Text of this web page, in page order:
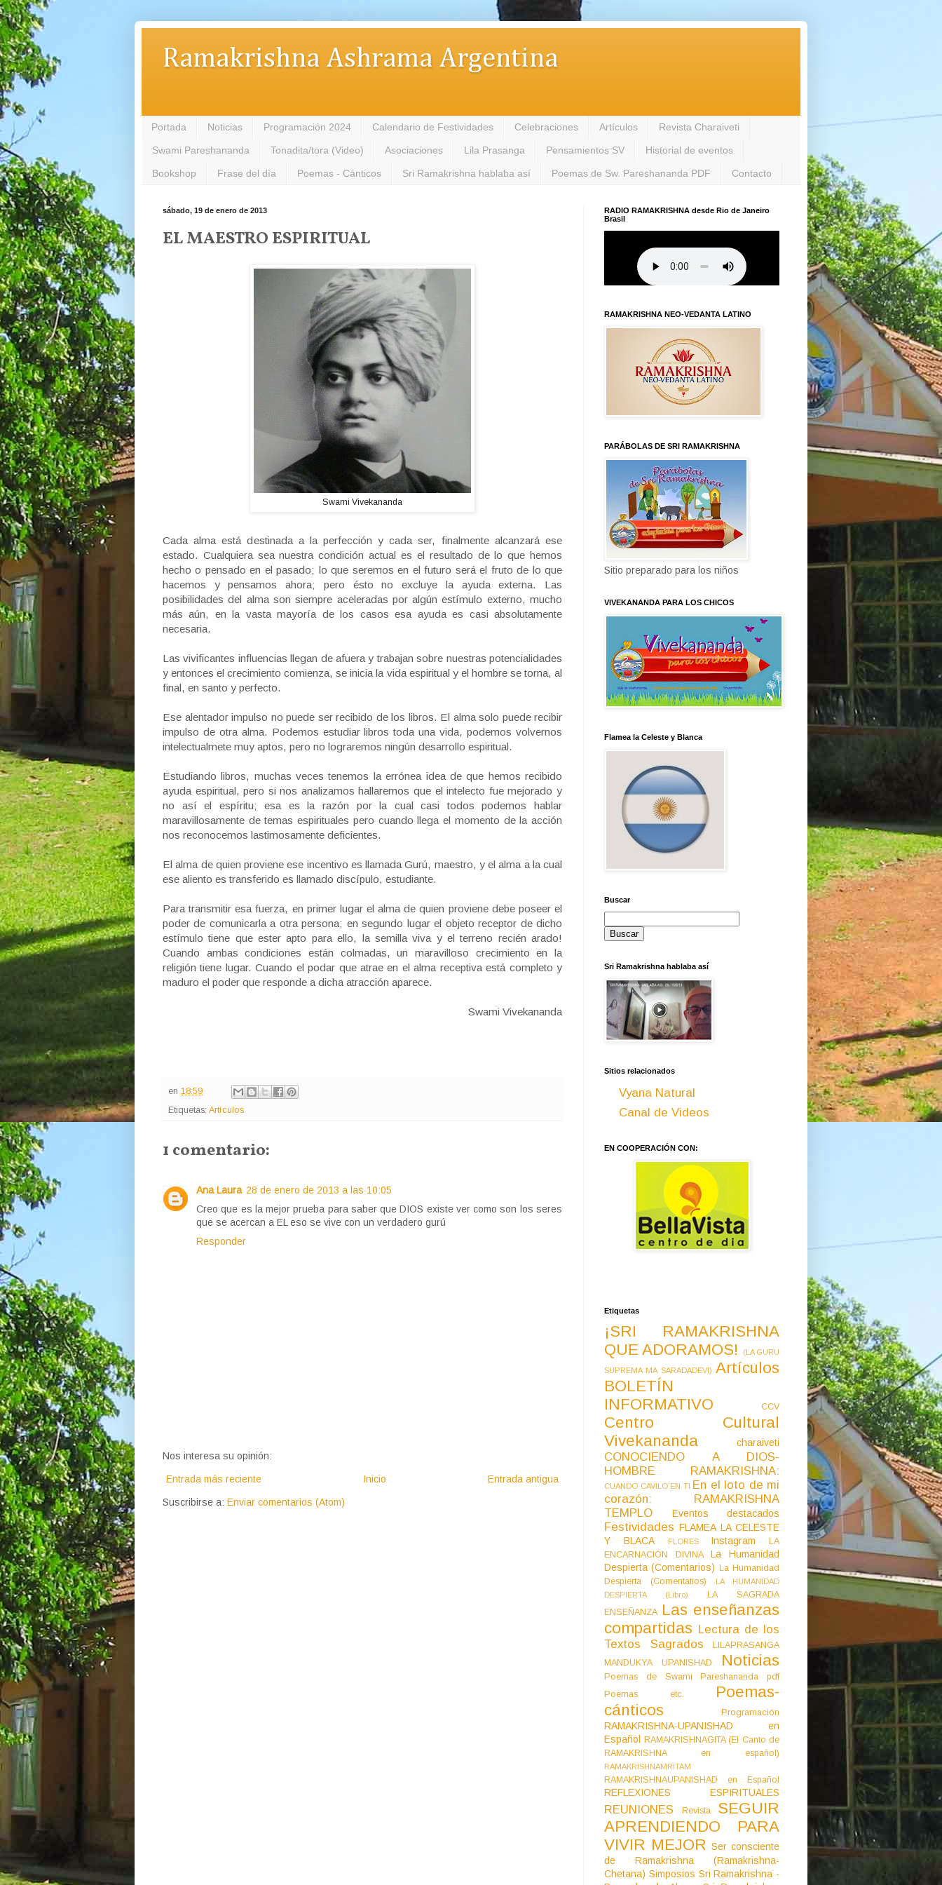
Ramakrishna Ashrama Argentina
Portada Noticias Programación 2024 Calendario de Festividades Celebraciones Artículos Revista Charaiveti
Swami Pareshananda Tonadita/tora (Video) Asociaciones Lila Prasanga Pensamientos SV Historial de eventos
Bookshop Frase del día Poemas - Cánticos Sri Ramakrishna hablaba así Poemas de Sw. Pareshananda PDF Contacto
sábado, 19 de enero de 2013
EL MAESTRO ESPIRITUAL
Swami Vivekananda
Cada alma está destinada a la perfección y cada ser, finalmente alcanzará ese
estado. Cualquiera sea nuestra condición actual es el resultado de lo que hemos
hecho o pensado en el pasado; lo que seremos en el futuro será el fruto de lo que
hacemos y pensamos ahora; pero ésto no excluye la ayuda externa. Las
posibilidades del alma son siempre aceleradas por algún estímulo externo, mucho
más aún, en la vasta mayoría de los casos esa ayuda es casi absolutamente
necesaria.
Las vivificantes influencias llegan de afuera y trabajan sobre nuestras potencialidades
y entonces el crecimiento comienza, se inicia la vida espiritual y el hombre se torna, al
final, en santo y perfecto.
Ese alentador impulso no puede ser recibido de los libros. El alma solo puede recibir
impulso de otra alma. Podemos estudiar libros toda una vida, podemos volvernos
intelectualmete muy aptos, pero no lograremos ningún desarrollo espiritual.
Estudiando libros, muchas veces tenemos la errónea idea de que hemos recibido
ayuda espiritual, pero si nos analizamos hallaremos que el intelecto fue mejorado y
no así el espíritu; esa es la razón por la cual casi todos podemos hablar
maravillosamente de temas espirituales pero cuando llega el momento de la acción
nos reconocemos lastimosamente deficientes.
El alma de quien proviene ese incentivo es llamada Gurú, maestro, y el alma a la cual
ese aliento es transferido es llamado discípulo, estudiante.
Para transmitir esa fuerza, en primer lugar el alma de quien proviene debe poseer el
poder de comunicarla a otra persona; en segundo lugar el objeto receptor de dicho
estímulo tiene que ester apto para ello, la semilla viva y el terreno recién arado!
Cuando ambas condiciones están colmadas, un maravilloso crecimiento en la
religión tiene lugar. Cuando el podar que atrae en el alma receptiva está completo y
maduro el poder que responde a dicha atracción aparece.
Swami Vivekananda
en 18:59
Etiquetas: Artículos
1 comentario:
Ana Laura 28 de enero de 2013 a las 10:05
Creo que es la mejor prueba para saber que DIOS existe ver como son los seres
que se acercan a EL eso se vive con un verdadero gurú
Responder
Nos interesa su opinión:
Entrada más reciente Entrada antigua
Inicio
Suscribirse a: Enviar comentarios (Atom)
RADIO RAMAKRISHNA desde Rio de Janeiro
Brasil
RAMAKRISHNA NEO-VEDANTA LATINO
PARÁBOLAS DE SRI RAMAKRISHNA
Sitio preparado para los niños
VIVEKANANDA PARA LOS CHICOS
Flamea la Celeste y Blanca
Buscar
Sri Ramakrishna hablaba así
Sitios relacionados
Vyana Natural
Canal de Videos
EN COOPERACIÓN CON:
Etiquetas
¡SRI RAMAKRISHNA
QUE ADORAMOS!
(LA GURU
SUPREMA MA SARADADEVI) Artículos
BOLETÍN
INFORMATIVO
CCV
Centro Cultural
Vivekananda
charaiveti
CONOCIENDO A DIOS-
HOMBRE RAMAKRISHNA:
CUANDO CAVILO EN TI En el loto de mi
corazón: RAMAKRISHNA
TEMPLO
Eventos destacados
Festividades FLAMEA LA CELESTE
Y BLACA
FLORES Instagram
LA
ENCARNACIÓN DIVINA
La Humanidad
Despierta (Comentarios)
La Humanidad
Despierta (Comentatios)
LA HUMANIDAD
DESPIERTA (Libro)
LA SAGRADA
ENSEÑANZA Las enseñanzas
compartidas Lectura de los
Textos Sagrados
LILAPRASANGA
MANDUKYA UPANISHAD
Noticias
Poemas de Swami Pareshananda pdf
Poemas etc.
Poemas-
cánticos
Programación
RAMAKRISHNA-UPANISHAD en
Español
RAMAKRISHNAGITA (El Canto de
RAMAKRISHNA en español)
RAMAKRISHNAMRITAM
RAMAKRISHNAUPANISHAD en Español
REFLEXIONES ESPIRITUALES
REUNIONES Revista
SEGUIR
APRENDIENDO PARA
VIVIR MEJOR Ser consciente
de Ramakrishna (Ramakrishna-
Chetana) Simposios Sri Ramakrishna -